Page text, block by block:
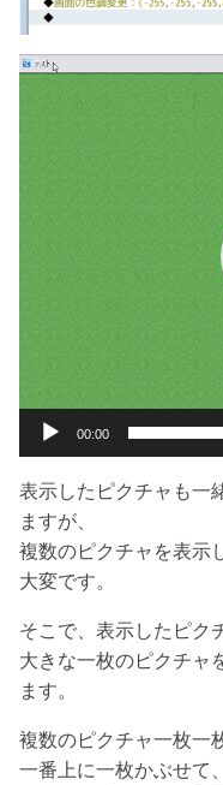
動
レ
ー
ヤ
ー
00:00
表示したピクチャも一
ますが、
複数のピクチャを表示
大変です。
そこで、表示したピク
大きな一枚のピクチャ
ます。
複数のピクチャ一枚一
一番上に一枚かぶせて